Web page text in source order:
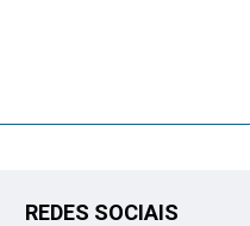
REDES SOCIAIS